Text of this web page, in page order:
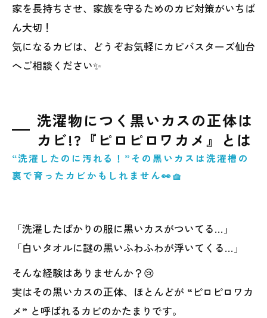
家を長持ちさせ、家族を守るためのカビ対策がいちば
ん大切！
気になるカビは、どうぞお気軽にカビバスターズ仙台
へご相談ください✨
洗濯物につく黒いカスの正体は
カビ!?『ピロピロワカメ』とは
“洗濯したのに汚れる！”その黒いカスは洗濯槽の
裏で育ったカビかもしれません👀🧺
「洗濯したばかりの服に黒いカスがついてる…」
「白いタオルに謎の黒いふわふわが浮いてくる…」
そんな経験はありませんか？😢
実はその黒いカスの正体、ほとんどが “ピロピロワカ
メ” と呼ばれるカビのかたまりです。